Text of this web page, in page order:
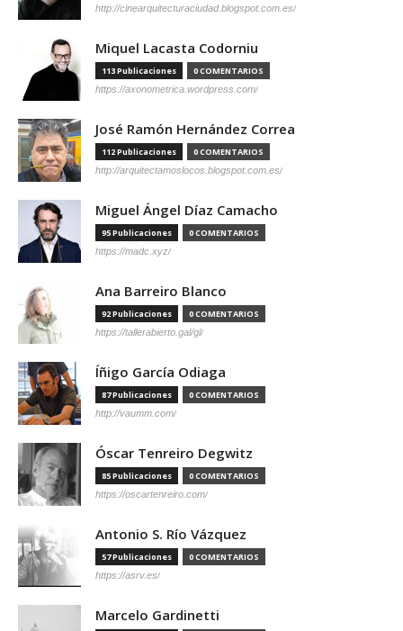
http://cinearquitecturaciudad.blogspot.com.es/
Miquel Lacasta Codorniu
113 Publicaciones 0 COMENTARIOS
https://axonometrica.wordpress.com/
José Ramón Hernández Correa
112 Publicaciones 0 COMENTARIOS
http://arquitectamoslocos.blogspot.com.es/
Miguel Ángel Díaz Camacho
95 Publicaciones 0 COMENTARIOS
https://madc.xyz/
Ana Barreiro Blanco
92 Publicaciones 0 COMENTARIOS
https://tallerabierto.gal/gl/
Íñigo García Odiaga
87 Publicaciones 0 COMENTARIOS
http://vaumm.com/
Óscar Tenreiro Degwitz
85 Publicaciones 0 COMENTARIOS
https://oscartenreiro.com/
Antonio S. Río Vázquez
57 Publicaciones 0 COMENTARIOS
https://asrv.es/
Marcelo Gardinetti